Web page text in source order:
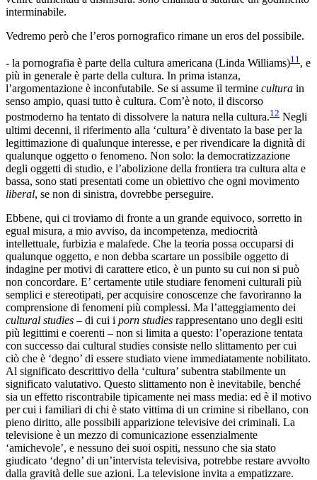
interminabile.
Vedremo però che l’eros pornografico rimane un eros del possibile.
- la pornografia è parte della cultura americana (Linda Williams)11, e
più in generale è parte della cultura. In prima istanza,
l’argomentazione è inconfutabile. Se si assume il termine cultura in
senso ampio, quasi tutto è cultura. Com’è noto, il discorso
postmoderno ha tentato di dissolvere la natura nella cultura.12 Negli
ultimi decenni, il riferimento alla ‘cultura’ è diventato la base per la
legittimazione di qualunque interesse, e per rivendicare la dignità di
qualunque oggetto o fenomeno. Non solo: la democratizzazione
degli oggetti di studio, e l’abolizione della frontiera tra cultura alta e
bassa, sono stati presentati come un obiettivo che ogni movimento
liberal, se non di sinistra, dovrebbe perseguire.
Ebbene, qui ci troviamo di fronte a un grande equivoco, sorretto in
egual misura, a mio avviso, da incompetenza, mediocrità
intellettuale, furbizia e malafede. Che la teoria possa occuparsi di
qualunque oggetto, e non debba scartare un possibile oggetto di
indagine per motivi di carattere etico, è un punto su cui non si può
non concordare. E’ certamente utile studiare fenomeni culturali più
semplici e stereotipati, per acquisire conoscenze che favoriranno la
comprensione di fenomeni più complessi. Ma l’atteggiamento dei
cultural studies – di cui i porn studies rappresentano uno degli esiti
più legittimi e coerenti – non si limita a questo: l’operazione tentata
con successo dai cultural studies consiste nello slittamento per cui
ciò che è ‘degno’ di essere studiato viene immediatamente nobilitato.
Al significato descrittivo della ‘cultura’ subentra stabilmente un
significato valutativo. Questo slittamento non è inevitabile, benché
sia un effetto riscontrabile tipicamente nei mass media: ed è il motivo
per cui i familiari di chi è stato vittima di un crimine si ribellano, con
pieno diritto, alle possibili apparizione televisive dei criminali. La
televisione è un mezzo di comunicazione essenzialmente
‘amichevole’, e nessuno dei suoi ospiti, nessuno che sia stato
giudicato ‘degno’ di un’intervista televisiva, potrebbe restare avvolto
dalla gravità delle sue azioni. La televisione invita a empatizzare.